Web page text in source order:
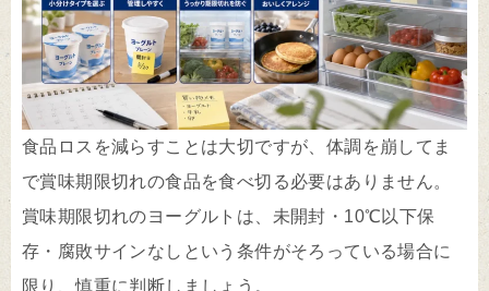
食品ロスを減らすことは大切ですが、体調を崩してま
で賞味期限切れの食品を食べ切る必要はありません。
賞味期限切れのヨーグルトは、未開封・10℃以下保
存・腐敗サインなしという条件がそろっている場合に
限り、慎重に判断しましょう。